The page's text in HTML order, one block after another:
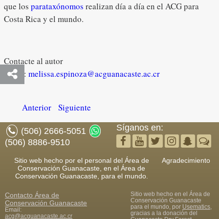
que los parataxónomos realizan día a día en el ACG para
Costa Rica y el mundo.
Contacte al autor
Email: melissa.espinoza@acguanacaste.ac.cr
Anterior Siguiente
(506) 2666-5051
(506) 8886-9510
Síganos en:
Sitio web hecho por el personal del Área de
Conservación Guanacaste, en el Área de
Conservación Guanacaste, para el mundo.
Agradecimiento
Contacto Área de
Conservación Guanacaste
Email:
acg@acguanacaste.ac.cr
Sitio web hecho en el Área de
Conservación Guanacaste
para el mundo, por Usematics,
gracias a la donación del